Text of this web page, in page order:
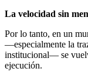
La velocidad sin
Por lo tanto, en un
—especialmente la
institucional— se
ejecución.